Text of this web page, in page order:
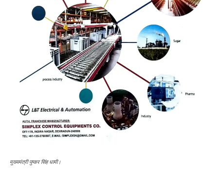
मुख्यमंत्री पुष्कर सिंह धामी।